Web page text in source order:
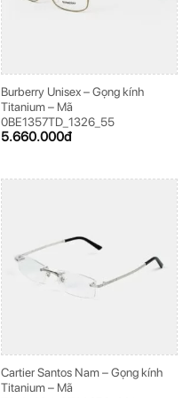
Burberry Unisex – Gọng kính
Titanium – Mã
0BE1357TD_1326_55
5.660.000đ
Cartier Santos Nam – Gọng kính
Titanium – Mã